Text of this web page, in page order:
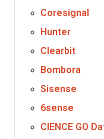
Coresignal
Hunter
Clearbit
Bombora
Sisense
6sense
CIENCE GO